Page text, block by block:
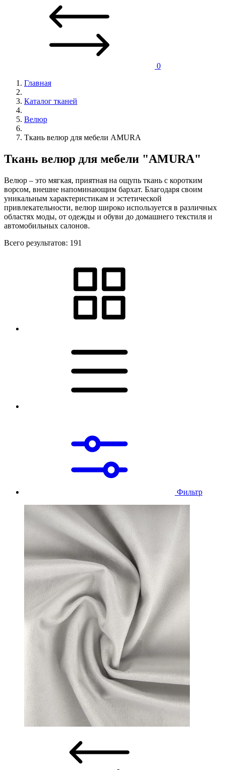
0
Главная
Каталог тканей
Велюр
Ткань велюр для мебели AMURA
Ткань велюр для мебели "AMURA"
Велюр – это мягкая, приятная на ощупь ткань с коротким
ворсом, внешне напоминающим бархат. Благодаря своим
уникальным характеристикам и эстетической
привлекательности, велюр широко используется в различных
областях моды, от одежды и обуви до домашнего текстиля и
автомобильных салонов.
Всего результатов: 191
Фильтр